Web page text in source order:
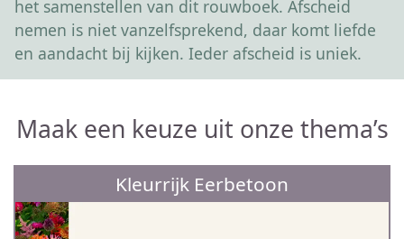
het samenstellen van dit rouwboek. Afscheid
nemen is niet vanzelfsprekend, daar komt liefde
en aandacht bij kijken. Ieder afscheid is uniek.
Maak een keuze uit onze thema’s
Kleurrijk Eerbetoon